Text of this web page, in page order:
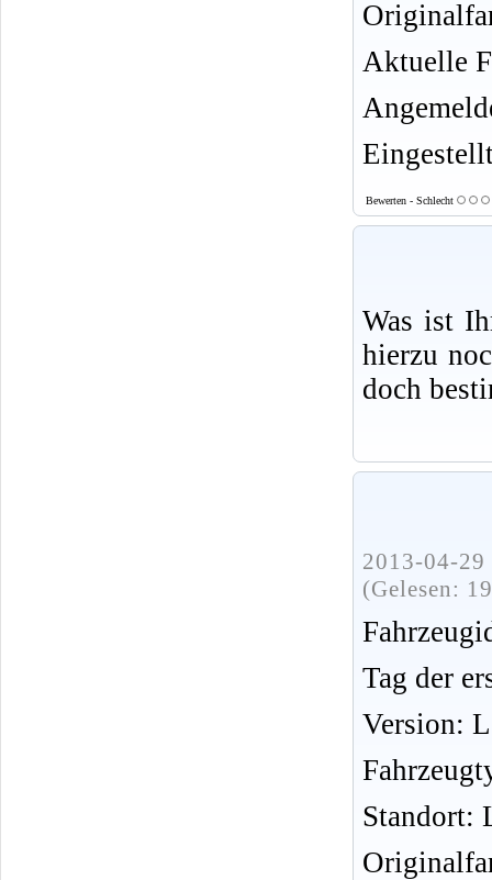
Aktuelle
Bewerten - Schlecht
Was ist
hierzu
doch
2013-04-
(Gelesen:
Tag der
Version:
Standort: